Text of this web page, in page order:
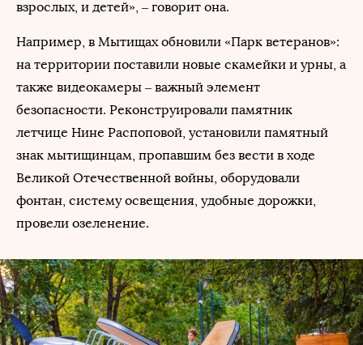
взрослых, и детей», – говорит она.
Например, в Мытищах обновили «Парк ветеранов»:
на территории поставили новые скамейки и урны, а
также видеокамеры – важный элемент
безопасности. Реконструировали памятник
летчице Нине Распоповой, установили памятный
знак мытищинцам, пропавшим без вести в ходе
Великой Отечественной войны, оборудовали
фонтан, систему освещения, удобные дорожки,
провели озеленение.